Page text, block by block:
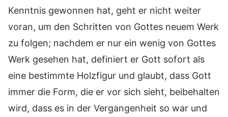
Kenntnis gewonnen hat, geht er nicht weiter
voran, um den Schritten von Gottes neuem Werk
zu folgen; nachdem er nur ein wenig von Gottes
Werk gesehen hat, definiert er Gott sofort als
eine bestimmte Holzfigur und glaubt, dass Gott
immer die Form, die er vor sich sieht, beibehalten
wird, dass es in der Vergangenheit so war und